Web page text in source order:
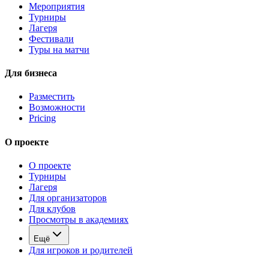
Мероприятия
Турниры
Лагеря
Фестивали
Туры на матчи
Для бизнеса
Разместить
Возможности
Pricing
О проекте
О проекте
Турниры
Лагеря
Для организаторов
Для клубов
Просмотры в академиях
Ещё
Для игроков и родителей